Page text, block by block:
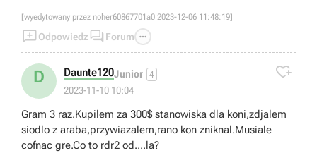
[wyedytowany przez noher60867701a0 2023-12-06 11:48:19]
Odpowiedz  Forum 
D Daunte120Junior 4
2023-11-10 10:04

Gram 3 raz.Kupilem za 300$ stanowiska dla koni,zdjalem
siodlo z araba,przywiazalem,rano kon zniknal.Musiale
cofnac gre.Co to rdr2 od....la?